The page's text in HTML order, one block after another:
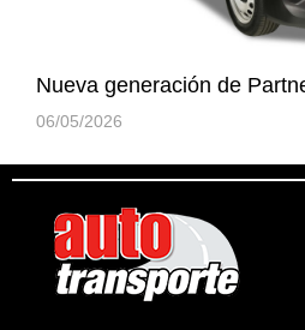
Nueva generación de
06/05/2026